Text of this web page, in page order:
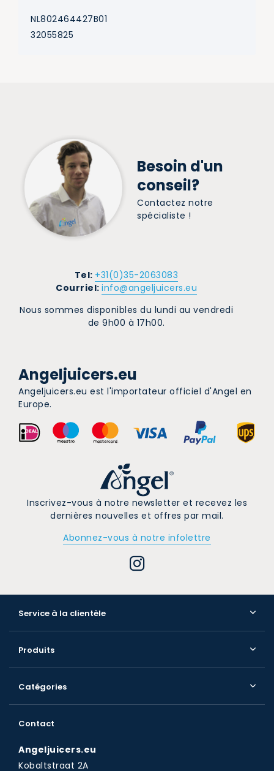
NL802464427B01
32055825
Besoin d'un
conseil?
Contactez notre
spécialiste !
Tel: +31(0)35-2063083
Courriel: info@angeljuicers.eu
Nous sommes disponibles du lundi au vendredi
de 9h00 à 17h00.
Angeljuicers.eu
Angeljuicers.eu est l'importateur officiel d'Angel en
Europe.
Inscrivez-vous à notre newsletter et recevez les
dernières nouvelles et offres par mail.
Abonnez-vous à notre infolettre
Service à la clientèle
Produits
Catégories
Contact
Angeljuicers.eu
Kobaltstraat 2A